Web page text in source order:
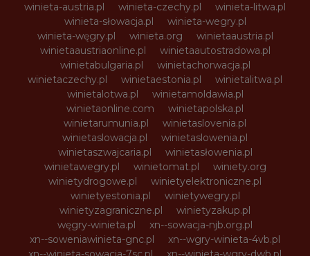
winieta-austria.pl
winieta-czechy.pl
winieta-litwa.pl
winieta-słowacja.pl
winieta-wegry.pl
winieta-węgry.pl
winieta.org
winietaaustria.pl
winietaaustriaonline.pl
winietaautostradowa.pl
winietabulgaria.pl
winietachorwacja.pl
winietaczechy.pl
winietaestonia.pl
winietalitwa.pl
winietalotwa.pl
winietamoldawia.pl
winietaonline.com
winietapolska.pl
winietarumunia.pl
winietaslovenia.pl
winietaslowacja.pl
winietaslowenia.pl
winietaszwajcaria.pl
winietasłowenia.pl
winietawegry.pl
winietomat.pl
winiety.org
winietydrogowe.pl
winietyelektroniczne.pl
winietyestonia.pl
winietywegry.pl
winietyzagraniczne.pl
winietyzakup.pl
węgry-winieta.pl
xn--sowacja-njb.org.pl
xn--soweniawinieta-gnc.pl
xn--wgry-winieta-4vb.pl